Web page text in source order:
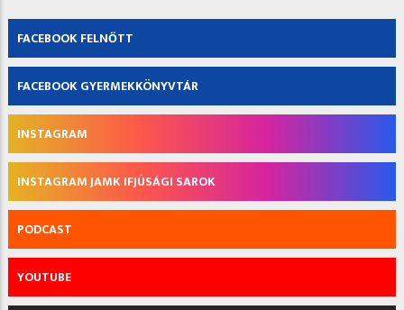
FACEBOOK FELNŐTT
FACEBOOK GYERMEKKÖNYVTÁR
INSTAGRAM
INSTAGRAM JAMK IFJÚSÁGI SAROK
PODCAST
YOUTUBE